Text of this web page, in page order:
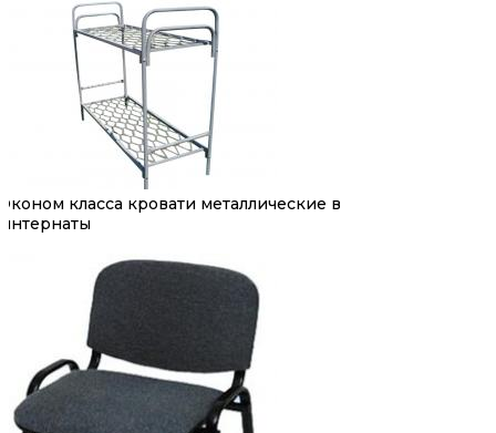
Эконом класса кровати металлические в
интернаты